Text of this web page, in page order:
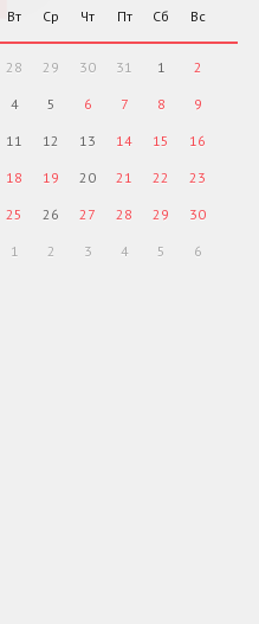
Вт Ср Чт Пт Сб Вс
28 29 30 31 1 2
4 5 6 7 8 9
11 12 13 14 15 16
18 19 20 21 22 23
25 26 27 28 29 30
1 2 3 4 5 6